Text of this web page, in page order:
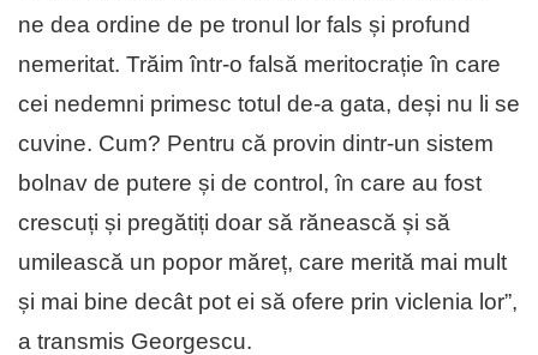
ne dea ordine de pe tronul lor fals și profund
nemeritat. Trăim într-o falsă meritocrație în care
cei nedemni primesc totul de-a gata, deși nu li se
cuvine. Cum? Pentru că provin dintr-un sistem
bolnav de putere și de control, în care au fost
crescuți și pregătiți doar să rănească și să
umilească un popor măreț, care merită mai mult
și mai bine decât pot ei să ofere prin viclenia lor”,
a transmis Georgescu.